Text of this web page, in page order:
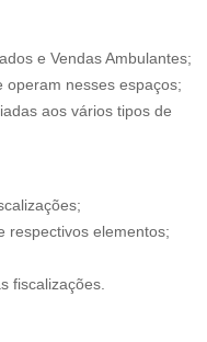
e Vendas Ambulantes;
operam nesses espaços;
aos vários tipos de
respectivos elementos;
fiscalizações.